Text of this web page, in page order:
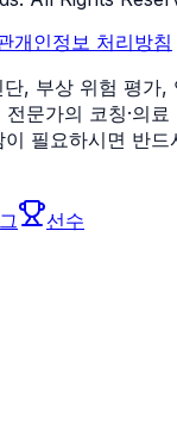
개인정보 처리방침
, 부상 위험 평가,
문가의 코칭·의
필요하시면 반
선수